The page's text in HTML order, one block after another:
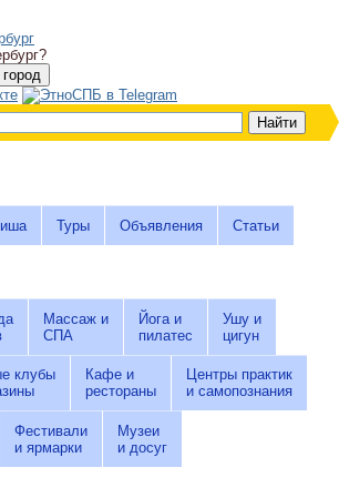
Туры Объявления Статьи
Массаж и
СПА
Йога и
пилатес
Ушу и
цигун
клубы
Кафе и
рестораны
Центры практик
и самопознания
Фестивали
и ярмарки
Музеи
и досуг